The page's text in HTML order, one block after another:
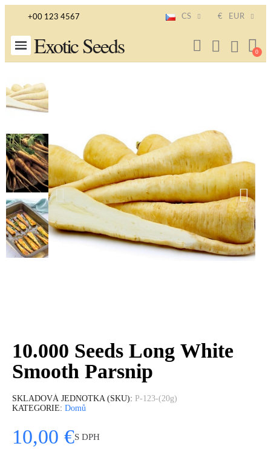
+00 123 4567 CS € EUR
Exotic Seeds
10.000 Seeds Long White
Smooth Parsnip
SKLADOVÁ JEDNOTKA (SKU)
P-123-(20g)
KATEGORIE Domů
10,00 €S DPH